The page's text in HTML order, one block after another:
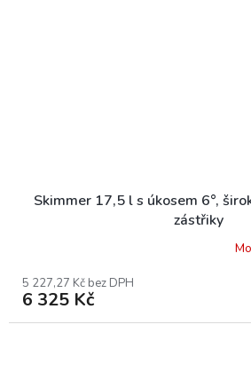
Skimmer 17,5 l s úkosem 6°,
zástřiky
5 227,27 Kč bez DPH
6 325 Kč